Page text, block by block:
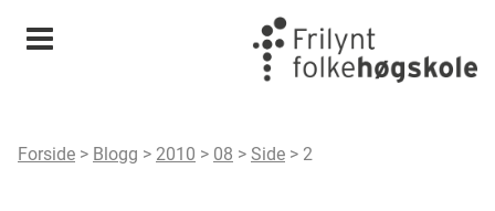
Meny
Forside > Blogg > 2010 > 08 >Side > 2